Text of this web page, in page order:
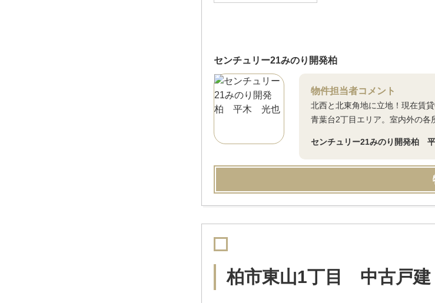
センチュリー21みのり開発柏
物件担当者コメント
北西と北東角地に立地！現在賃
青葉台2丁目エリア。室内外の各
センチュリー21みのり開発柏
柏市東山1丁目 中古戸建